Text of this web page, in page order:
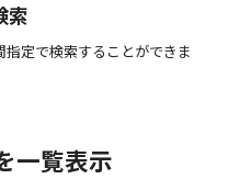
索
定で検索することができま
一覧表示